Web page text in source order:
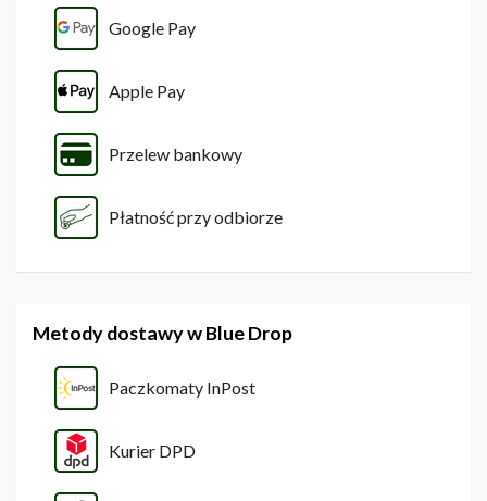
Google Pay
Apple Pay
Przelew bankowy
Płatność przy odbiorze
Metody dostawy w Blue Drop
Paczkomaty InPost
Kurier DPD